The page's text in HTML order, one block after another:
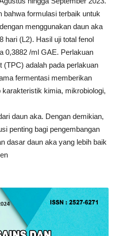
bahwa formulasi terbaik untuk
menggunakan daun aka
hari (L2). Hasil uji total fenol
0,3882 /ml GAE. Perlakuan
(TPC) adalah pada perlakuan
fermentasi memberikan
kimia, mikrobiologi,
daun aka. Dengan demikian,
penting bagi pengembangan
dasar daun aka yang lebih baik